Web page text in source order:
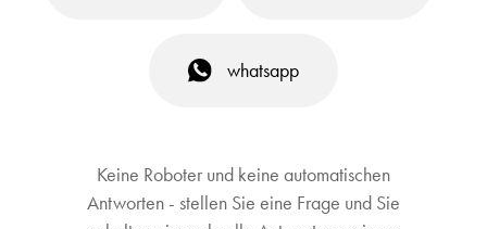
whatsapp
Keine Roboter und keine automatischen
Antworten - stellen Sie eine Frage und Sie